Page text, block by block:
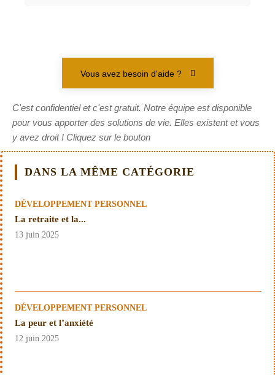
Vous avez besoin d'aide ?
C'est confidentiel et c'est gratuit. Notre équipe est disponible
pour vous apporter des solutions de vie. Elles existent et vous
y avez droit ! Cliquez sur le bouton
DANS LA MÊME CATÉGORIE
DÉVELOPPEMENT PERSONNEL
La retraite et la...
13 juin 2025
DÉVELOPPEMENT PERSONNEL
La peur et l’anxiété
12 juin 2025